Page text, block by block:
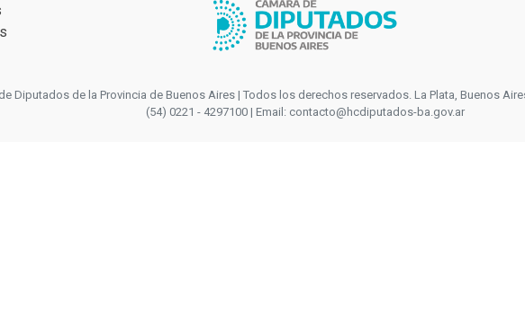
Diputados de la Provincia de Buenos Aires | Todos los derechos reservados. La Plata, Buenos
(54) 0221 - 4297100 | Email: contacto@hcdiputados-ba.gov.ar